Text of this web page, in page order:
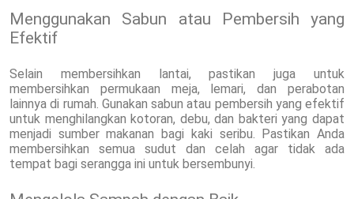
Menggunakan Sabun atau Pembersih yang
Efektif
Selain membersihkan lantai, pastikan juga untuk
membersihkan permukaan meja, lemari, dan perabotan
lainnya di rumah. Gunakan sabun atau pembersih yang efektif
untuk menghilangkan kotoran, debu, dan bakteri yang dapat
menjadi sumber makanan bagi kaki seribu. Pastikan Anda
membersihkan semua sudut dan celah agar tidak ada
tempat bagi serangga ini untuk bersembunyi.